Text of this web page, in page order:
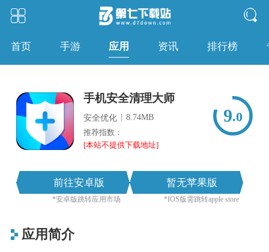
首页 手游 应用 资讯 排行榜
手机安全清理大师
安全优化 |8.74MB
推荐指数：
[本站不提供下载地址]
9.0
前往安卓版 暂无苹果版
*安卓版跳转应用市场 *IOS版需跳转apple store
应用简介